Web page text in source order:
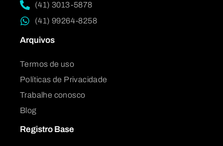
(41) 3013-5878
(41) 99264-8258
Arquivos
Termos de uso
Políticas de Privacidade
Trabalhe conosco
Blog
Registro Base